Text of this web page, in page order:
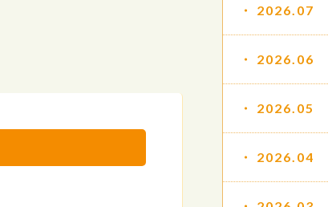
2026.07
2026.06
2026.05
2026.04